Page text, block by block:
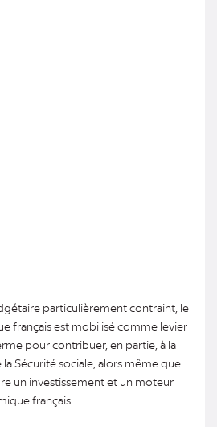
particulièrement contraint, le
français est mobilisé comme levier
pour contribuer, en partie, à la
Sécurité sociale, alors même que
un investissement et un moteur
français.